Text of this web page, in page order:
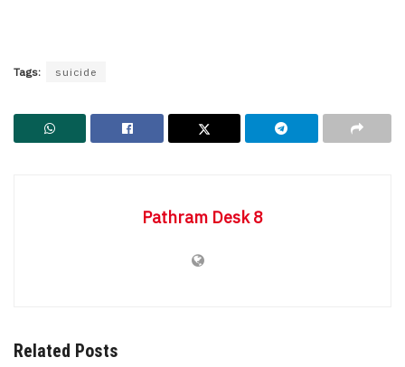
Tags: suicide
Pathram Desk 8
Related Posts